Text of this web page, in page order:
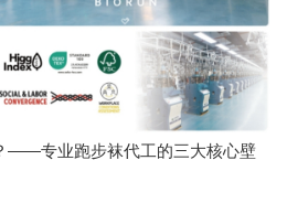
——专业跑步袜代工的三大核心壁